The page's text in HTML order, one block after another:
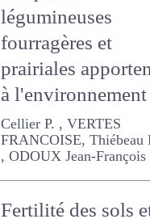
Ce que les
légumineuses
fourragères et
prairiales apportent
à l'environnement
Cellier P. , VERTES
FRANCOISE, Thiébeau P. ,
ODOUX Jean-François